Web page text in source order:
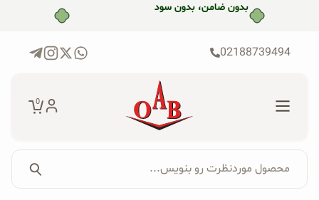
بدون ضامن، بدون سود
02188739494
0
جستجو...
محصول موردنظرت رو بنویس...